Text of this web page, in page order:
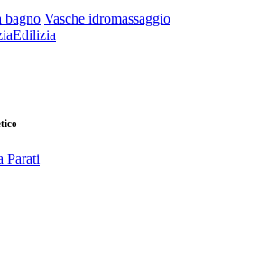
bagno Vasche idromassaggio
Edilizia
Parati